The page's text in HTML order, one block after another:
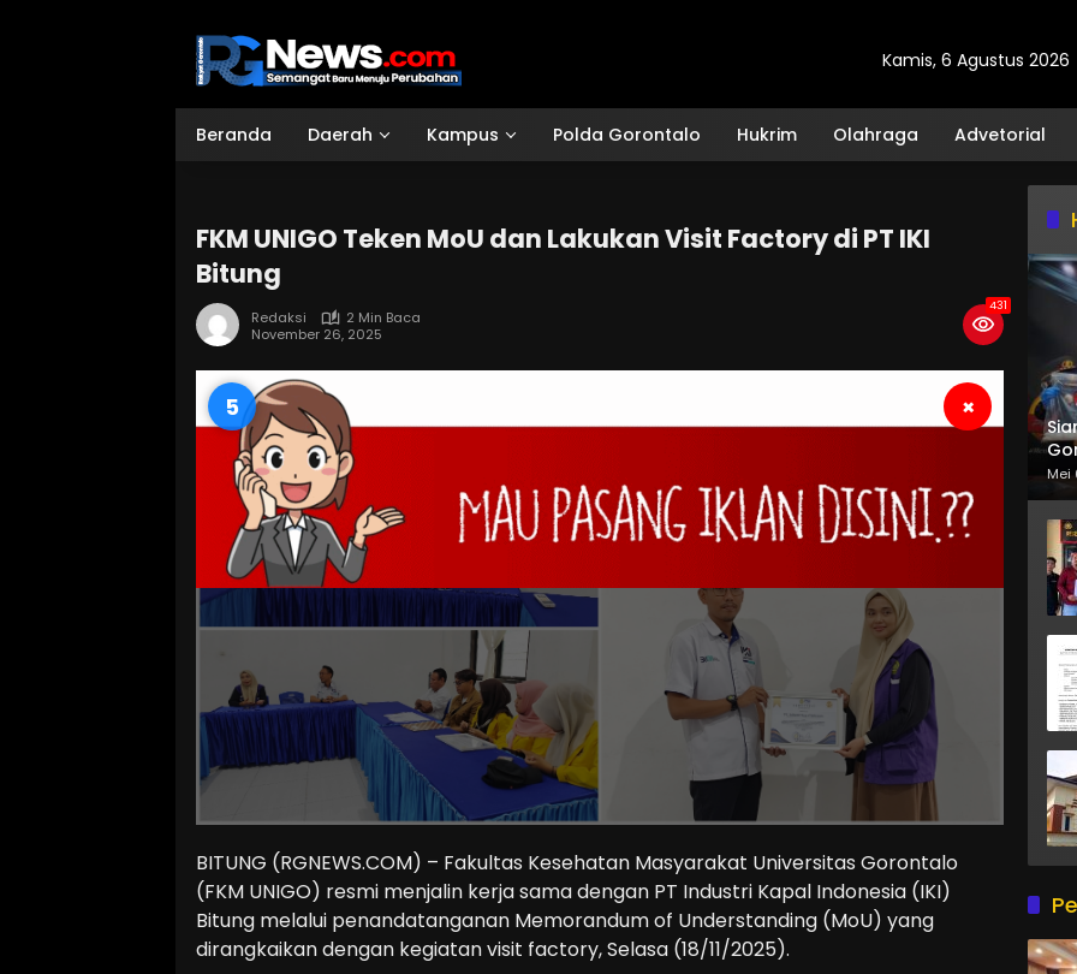
Kamis, 6 Agustus 2026
Beranda Daerah Kampus Polda Gorontalo Hukrim Olahraga Advetorial
FKM UNIGO Teken MoU dan Lakukan Visit Factory di PT IKI
Bitung
Redaksi
2 Min Baca
November 26, 2025
431
4 ×
BITUNG (RGNEWS.COM) – Fakultas Kesehatan Masyarakat Universitas Gorontalo
(FKM UNIGO) resmi menjalin kerja sama dengan PT Industri Kapal Indonesia (IKI)
Bitung melalui penandatanganan Memorandum of Understanding (MoU) yang
dirangkaikan dengan kegiatan visit factory, Selasa (18/11/2025).
Mei